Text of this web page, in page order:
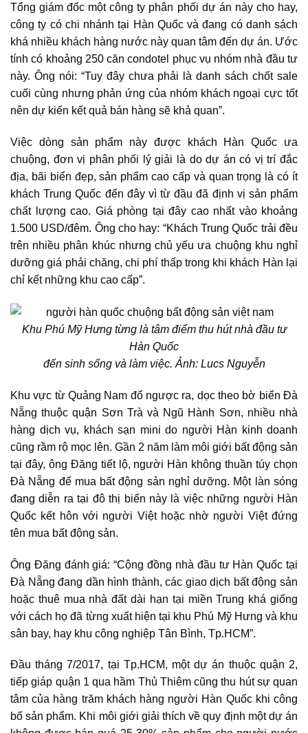
Tổng giám đốc một công ty phân phối dự án này cho hay,
công ty có chi nhánh tại Hàn Quốc và đang có danh sách
khá nhiều khách hàng nước này quan tâm đến dự án. Ước
tính có khoảng 250 căn condotel phục vụ nhóm nhà đầu tư
này. Ông nói: “Tuy đây chưa phải là danh sách chốt sale
cuối cùng nhưng phản ứng của nhóm khách ngoại cực tốt
nên dự kiến kết quả bán hàng sẽ khả quan”.
Việc dòng sản phẩm này được khách Hàn Quốc ưa
chuộng, đơn vị phân phối lý giải là do dự án có vị trí đắc
địa, bãi biển đẹp, sản phẩm cao cấp và quan trọng là có ít
khách Trung Quốc đến đây vì từ đầu đã định vị sản phẩm
chất lượng cao. Giá phòng tại đây cao nhất vào khoảng
1.500 USD/đêm. Ông cho hay: “Khách Trung Quốc trải đều
trên nhiều phân khúc nhưng chủ yếu ưa chuộng khu nghỉ
dưỡng giá phải chăng, chi phí thấp trong khi khách Hàn lại
chỉ kết những khu cao cấp”.
Khu Phú Mỹ Hưng từng là tâm điểm thu hút nhà đầu tư
Hàn Quốc
đến sinh sống và làm việc. Ảnh: Lucs Nguyễn
Khu vực từ Quảng Nam đổ ngược ra, dọc theo bờ biển Đà
Nẵng thuộc quận Sơn Trà và Ngũ Hành Sơn, nhiều nhà
hàng dịch vụ, khách sạn mini do người Hàn kinh doanh
cũng rầm rộ mọc lên. Gần 2 năm làm môi giới bất động sản
tại đây, ông Đăng tiết lộ, người Hàn không thuần túy chọn
Đà Nẵng để mua bất động sản nghỉ dưỡng. Một làn sóng
đang diễn ra tại đô thị biển này là việc những người Hàn
Quốc kết hôn với người Việt hoặc nhờ người Việt đứng
tên mua bất động sản.
Ông Đăng đánh giá: “Cộng đồng nhà đầu tư Hàn Quốc tại
Đà Nẵng đang dần hình thành, các giao dịch bất động sản
hoặc thuê mua nhà đất dài hạn tại miền Trung khá giống
với cách họ đã từng xuất hiện tại khu Phú Mỹ Hưng và khu
sân bay, hay khu công nghiệp Tân Bình, Tp.HCM”.
Đầu tháng 7/2017, tại Tp.HCM, một dự án thuộc quận 2,
tiếp giáp quận 1 qua hầm Thủ Thiêm cũng thu hút sự quan
tâm của hàng trăm khách hàng người Hàn Quốc khi công
bố sản phẩm. Khi môi giới giải thích về quy định một dự án